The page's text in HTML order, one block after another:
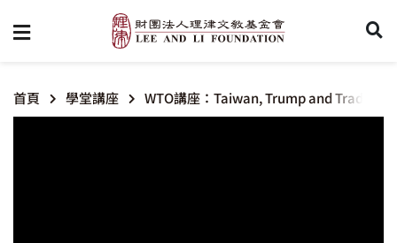
首頁 學堂講座 WTO講座：Taiwan, Trump and Trade